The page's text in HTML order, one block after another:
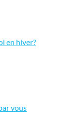
en hiver?
vous